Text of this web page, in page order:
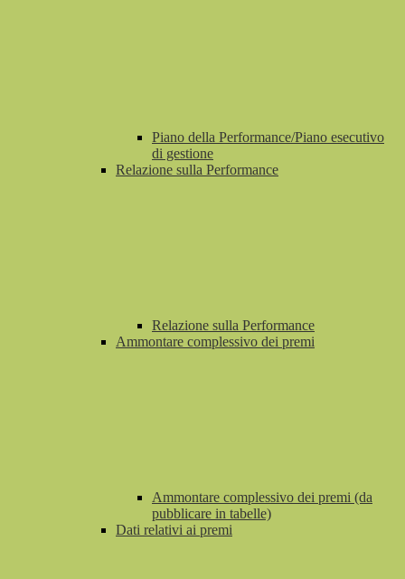
Piano della Performance/Piano esecutivo
di gestione
Relazione sulla Performance
Relazione sulla Performance
Ammontare complessivo dei premi
Ammontare complessivo dei premi (da
pubblicare in tabelle)
Dati relativi ai premi